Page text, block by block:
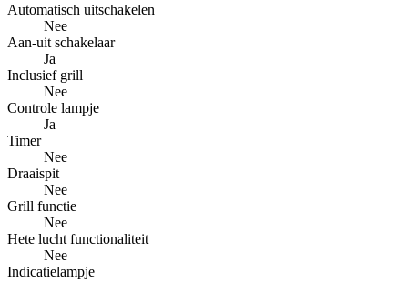
Automatisch uitschakelen
Nee
Aan-uit schakelaar
Ja
Inclusief grill
Nee
Controle lampje
Ja
Timer
Nee
Draaispit
Nee
Grill functie
Nee
Hete lucht functionaliteit
Nee
Indicatielampje